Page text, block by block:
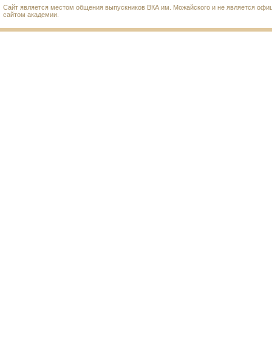
Сайт является местом общения выпускников ВКА им. Можайского и не является
сайтом академии.